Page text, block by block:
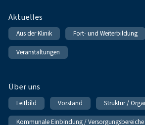
Fußnavigation
Aktuelles
Aus der Klinik Fort- und Weiterbildung
Veranstaltungen
Über uns
Leitbild Vorstand Struktur /
Kommunale Einbindung / Versorgungsbereiche